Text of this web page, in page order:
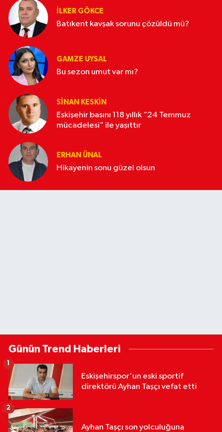
İLKER GÖKCE
Batıkent kavşak sorunu çözüldü mü?
GAMZE UYSAL
Bu sezon umut var mı?
SINAN KESKIN
Eskişehir basını 118 yıllık “24 Temmuz
mücadelesi” ile yaşıttır
ERHAN ÜNAL
Hikayenin sonu güzel olsun
Günün Trend Haberleri
Eskişehirspor'un eski sportif
direktörü Ayhan Taşçı vefat etti
1
Ayhan Taşçı son yolculuğuna
2